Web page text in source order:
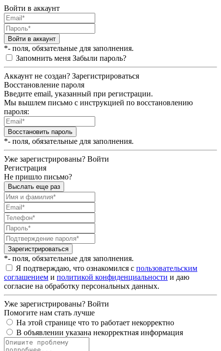
Войти в аккаунт
Войти в аккаунт
*- поля, обязательные для заполнения.
Запомнить меня Забыли пароль?
Аккаунт не создан? Зарегистрироваться
Восстановление пароля
Введите email, указанный при регистрации.
Мы вышлем письмо с инструкцией по восстановлению
пароля:
Восстановить пароль
*- поля, обязательные для заполнения.
Уже зарегистрированы? Войти
Регистрация
Не пришло письмо?
Выслать еще раз
Зарегистрироваться
*- поля, обязательные для заполнения.
Я подтверждаю, что ознакомился с пользовательским
соглашением и политикой конфиденциальности и даю
согласие на обработку персональных данных.
Уже зарегистрированы? Войти
Помогите нам стать лучше
На этой странице что то работает некорректно
В объявлении указана некорректная информация